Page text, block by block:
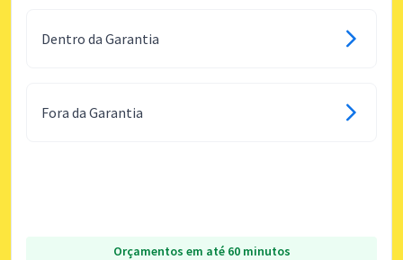
Dentro da Garantia
Fora da Garantia
Orçamentos em até 60 minutos